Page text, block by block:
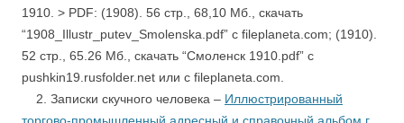
1910. > PDF: (1908). 56 стр., 68,10 Мб., скачать
“1908_Illustr_putev_Smolenska.pdf” с fileplaneta.com; (1910).
52 стр., 65.26 Мб., скачать “Смоленск 1910.pdf” с
pushkin19.rusfolder.net или с fileplaneta.com.
2. Записки скучного человека – Иллюстрированный